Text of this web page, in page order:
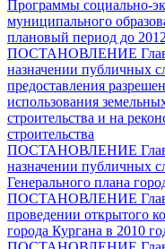
Программы социально-
муниципального
плановый период до
ПОСТАНОВЛЕНИЕ Глава
назначении публичных
предоставления
использования
строительства и на
строительства
ПОСТАНОВЛЕНИЕ Глава
назначении публичных
Генерального плана
ПОСТАНОВЛЕНИЕ Глава
проведении открытого
города Кургана в 2010